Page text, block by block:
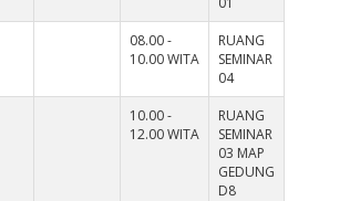
08.00 -
10.00 WITA
RUANG
SEMINAR
04
10.00 -
12.00 WITA
RUANG
SEMINAR
03 MAP
GEDUNG
D8